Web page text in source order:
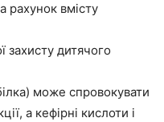
рахунок вмісту
захисту дитячого
може спровокувати
а кефірні кислоти і